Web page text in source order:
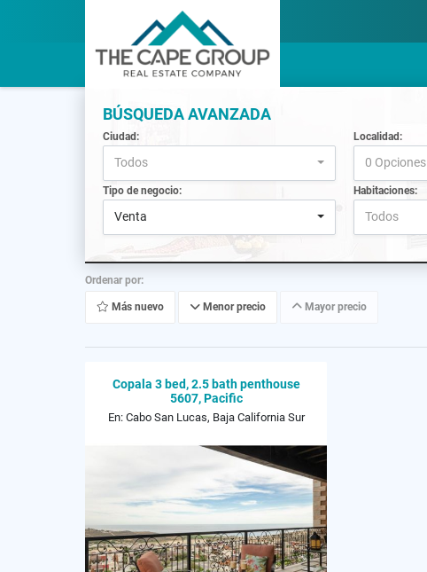
BÚSQUEDA AVANZADA
Ciudad:
Todos
Localidad:
0 Opciones
Tipo de negocio:
Venta
Habitaciones:
Todos
Ordenar por:
Más nuevo Menor precio Mayor precio
Copala 3 bed, 2.5 bath penthouse
5607, Pacific
En: Cabo San Lucas, Baja California Sur